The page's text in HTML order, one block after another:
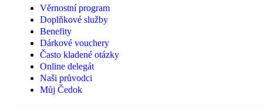
Věrnostní program
Doplňkové služby
Benefity
Dárkové vouchery
Často kladené otázky
Online delegát
Naši průvodci
Můj Čedok